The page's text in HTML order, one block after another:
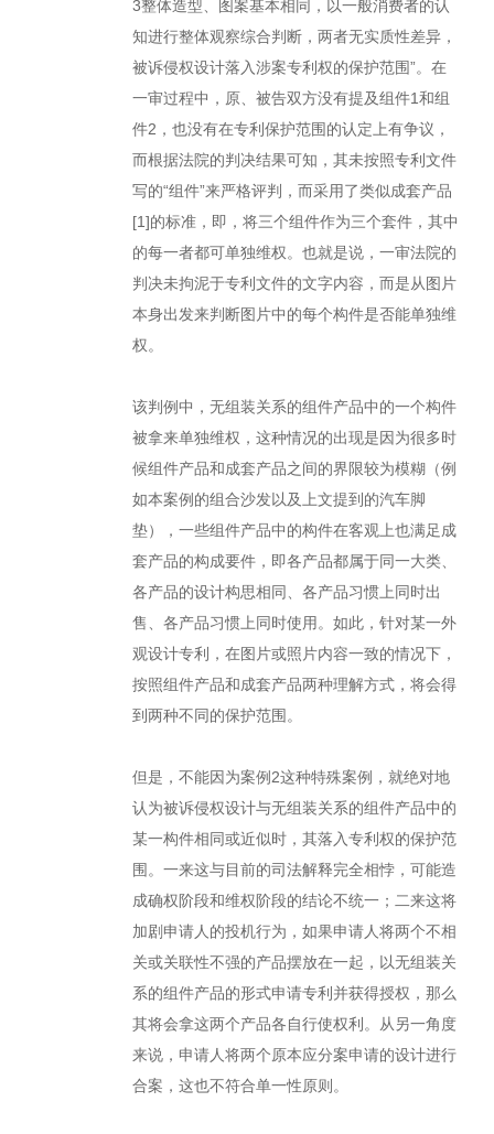
3整体造型、图案基本相同，以一般消费者的认
知进行整体观察综合判断，两者无实质性差异，
被诉侵权设计落入涉案专利权的保护范围”。在
一审过程中，原、被告双方没有提及组件1和组
件2，也没有在专利保护范围的认定上有争议，
而根据法院的判决结果可知，其未按照专利文件
写的“组件”来严格评判，而采用了类似成套产品
[1]的标准，即，将三个组件作为三个套件，其中
的每一者都可单独维权。也就是说，一审法院的
判决未拘泥于专利文件的文字内容，而是从图片
本身出发来判断图片中的每个构件是否能单独维
权。
该判例中，无组装关系的组件产品中的一个构件
被拿来单独维权，这种情况的出现是因为很多时
候组件产品和成套产品之间的界限较为模糊（例
如本案例的组合沙发以及上文提到的汽车脚
垫），一些组件产品中的构件在客观上也满足成
套产品的构成要件，即各产品都属于同一大类、
各产品的设计构思相同、各产品习惯上同时出
售、各产品习惯上同时使用。如此，针对某一外
观设计专利，在图片或照片内容一致的情况下，
按照组件产品和成套产品两种理解方式，将会得
到两种不同的保护范围。
但是，不能因为案例2这种特殊案例，就绝对地
认为被诉侵权设计与无组装关系的组件产品中的
某一构件相同或近似时，其落入专利权的保护范
围。一来这与目前的司法解释完全相悖，可能造
成确权阶段和维权阶段的结论不统一；二来这将
加剧申请人的投机行为，如果申请人将两个不相
关或关联性不强的产品摆放在一起，以无组装关
系的组件产品的形式申请专利并获得授权，那么
其将会拿这两个产品各自行使权利。从另一角度
来说，申请人将两个原本应分案申请的设计进行
合案，这也不符合单一性原则。